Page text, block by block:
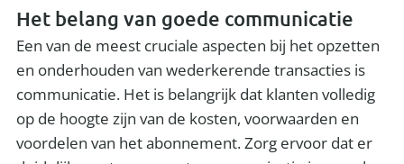
Het belang van goede communicatie
Een van de meest cruciale aspecten bij het opzetten
en onderhouden van wederkerende transacties is
communicatie. Het is belangrijk dat klanten volledig
op de hoogte zijn van de kosten, voorwaarden en
voordelen van het abonnement. Zorg ervoor dat er